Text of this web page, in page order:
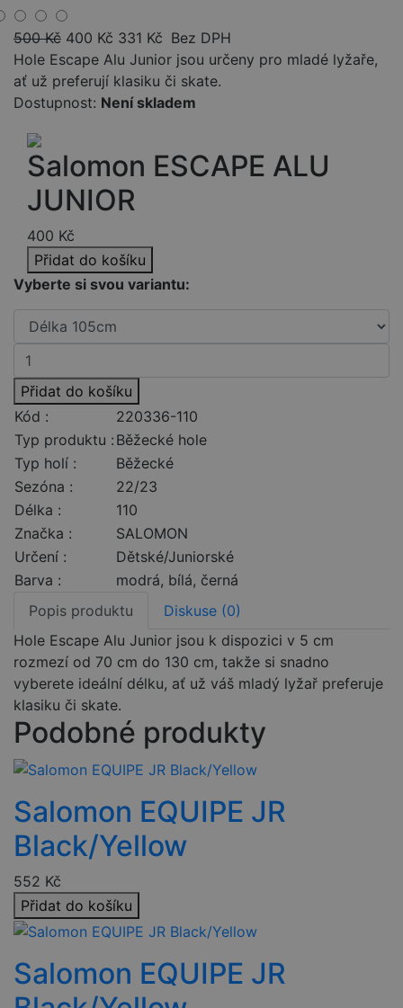
500Kč 400 Kč 331 Kč Bez DPH
Hole Escape Alu Junior jsou určeny pro mladé lyžaře,
ať už preferují klasiku či skate.
Dostupnost: Není skladem
Salomon ESCAPE ALU
JUNIOR
400 Kč
Přidat do košíku
Vyberte si svou variantu:
Přidat do košíku
Kód :
220336-110
Typ produktu : Běžecké hole
Typ holí :
Běžecké
Sezóna :
22/23
Délka :
110
Značka :
SALOMON
Určení :
Dětské/Juniorské
Barva :
modrá, bílá, černá
Popis produktu
Diskuse (0)
Hole Escape Alu Junior jsou k dispozici v 5 cm
rozmezí od 70 cm do 130 cm, takže si snadno
vyberete ideální délku, ať už váš mladý lyžař preferuje
klasiku či skate.
Podobné produkty
Salomon EQUIPE JR
Black/Yellow
552 Kč
Přidat do košíku
Salomon EQUIPE JR